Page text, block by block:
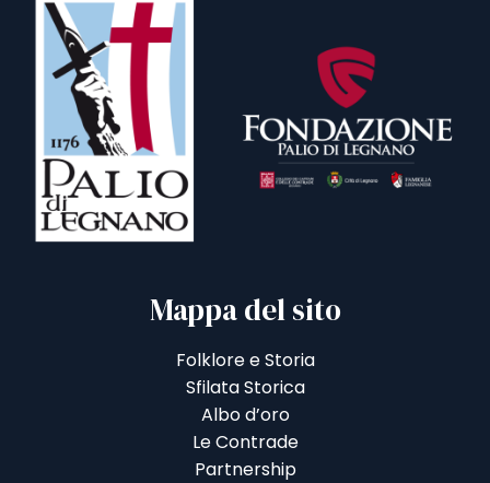
Mappa del sito
Folklore e Storia
Sfilata Storica
Albo d’oro
Le Contrade
Partnership